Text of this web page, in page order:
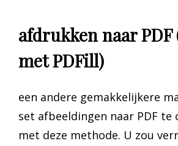
afdrukken naar
met PDFill)
een andere gemakkelijkere
set afbeeldingen naar PDF te
met deze methode. U zou